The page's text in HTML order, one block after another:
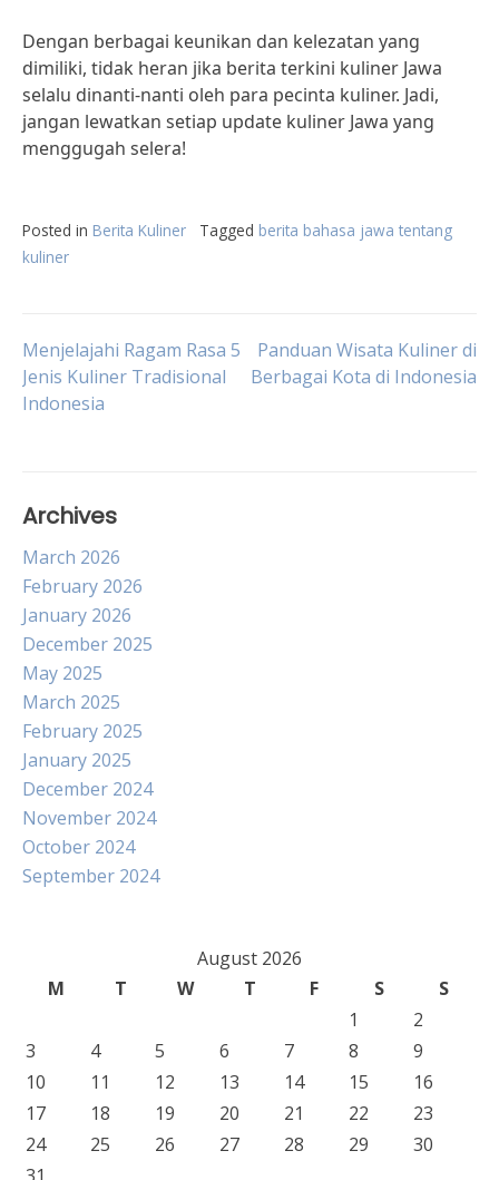
Dengan berbagai keunikan dan kelezatan yang
dimiliki, tidak heran jika berita terkini kuliner Jawa
selalu dinanti-nanti oleh para pecinta kuliner. Jadi,
jangan lewatkan setiap update kuliner Jawa yang
menggugah selera!
Posted in Berita Kuliner Tagged berita bahasa jawa tentang
kuliner
Post
navigation
Menjelajahi Ragam Rasa 5
Jenis Kuliner Tradisional
Indonesia
Panduan Wisata Kuliner di
Berbagai Kota di Indonesia
Archives
March 2026
February 2026
January 2026
December 2025
May 2025
March 2025
February 2025
January 2025
December 2024
November 2024
October 2024
September 2024
August 2026
M
T W T F S
S
1
2
3
4 5 6 7 8
9
10
11 12 13 14 15
16
17
18 19 20 21 22
23
24
25 26 27 28 29
30